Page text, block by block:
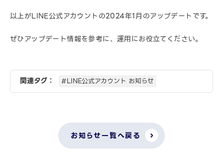
以上がLINE公式アカウントの2024年1月のアップデートです。
ぜひアップデート情報を参考に、運用にお役立てください。
関連タグ： #LINE公式アカウント お知らせ
お知らせ一覧へ戻る